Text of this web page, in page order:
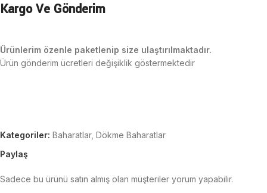
Kargo Ve Gönderim
Ürünlerim özenle paketlenip size ulaştırılmaktadır.
Ürün gönderim ücretleri değişiklik göstermektedir
Kategoriler: Baharatlar, Dökme Baharatlar
Paylaş
Sadece bu ürünü satın almış olan müşteriler yorum yapabilir.